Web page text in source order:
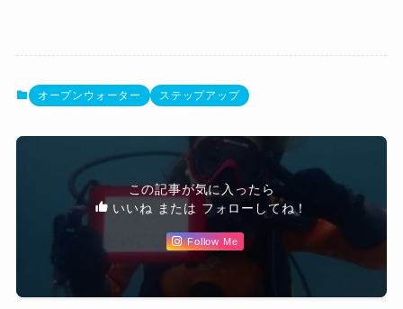
オープンウォーター ステップアップ
この記事が気に入ったら
いいね または フォローしてね！
Follow Me